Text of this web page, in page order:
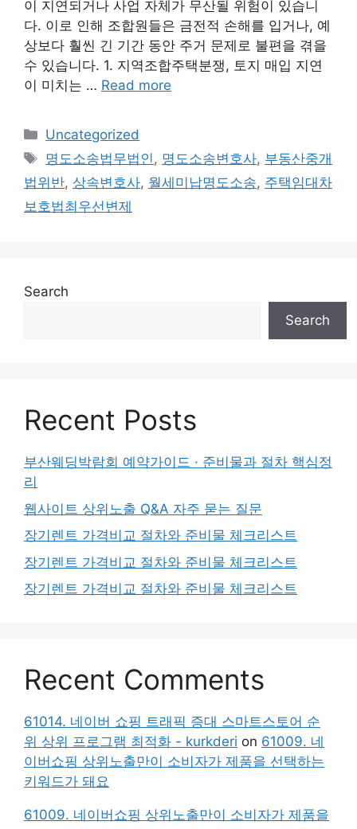
이 지연되거나 사업 자체가 무산될 위험이 있습니
다. 이로 인해 조합원들은 금전적 손해를 입거나, 예
상보다 훨씬 긴 기간 동안 주거 문제로 불편을 겪을
수 있습니다. 1. 지역조합주택분쟁, 토지 매입 지연
이 미치는 … Read more
Categories
Uncategorized
Tags
명도소송법무법인, 명도소송변호사, 부동산중개
법위반, 상속변호사, 월세미납명도소송, 주택임대차
보호법최우선변제
Search
Search
Recent Posts
부산웨딩박람회 예약가이드 · 준비물과 절차 핵심정
리
웹사이트 상위노출 Q&A 자주 묻는 질문
장기렌트 가격비교 절차와 준비물 체크리스트
장기렌트 가격비교 절차와 준비물 체크리스트
장기렌트 가격비교 절차와 준비물 체크리스트
Recent Comments
61014. 네이버 쇼핑 트래픽 증대 스마트스토어 순
위 상위 프로그램 최적화 - kurkderi on 61009. 네
이버쇼핑 상위노출만이 소비자가 제품을 선택하는
키워드가 돼요
61009. 네이버쇼핑 상위노출만이 소비자가 제품을